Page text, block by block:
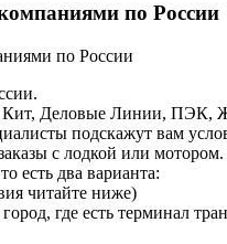
по России
Деловые Линии, ПЭК,
подскажут вам
с лодкой или мотором.
есть два варианта:
читайте ниже)
где есть терминал